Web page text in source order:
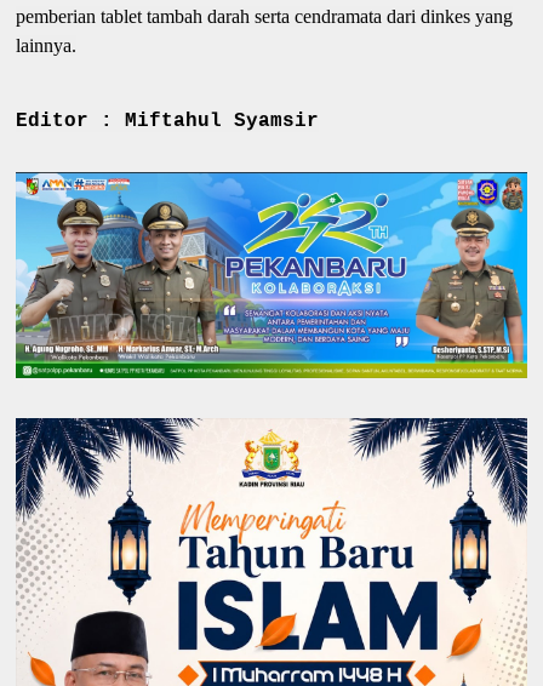
pemberian tablet tambah darah serta cendramata dari dinkes yang
lainnya.
Editor : Miftahul Syamsir